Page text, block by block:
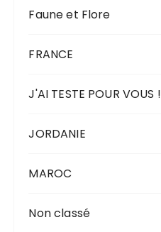
Faune et Flore
FRANCE
J'AI TESTE POUR VOUS !
JORDANIE
MAROC
Non classé